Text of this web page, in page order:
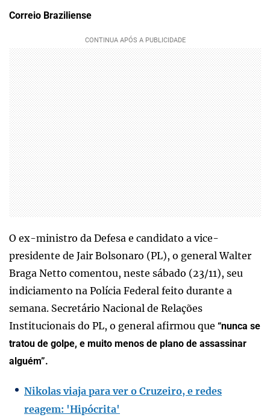
Correio Braziliense
O ex-ministro da Defesa e candidato a vice-
presidente de Jair Bolsonaro (PL), o general Walter
Braga Netto comentou, neste sábado (23/11), seu
indiciamento na Polícia Federal feito durante a
semana. Secretário Nacional de Relações
Institucionais do PL, o general afirmou que “nunca se
tratou de golpe, e muito menos de plano de assassinar
alguém”.
Nikolas viaja para ver o Cruzeiro, e redes
reagem: 'Hipócrita'